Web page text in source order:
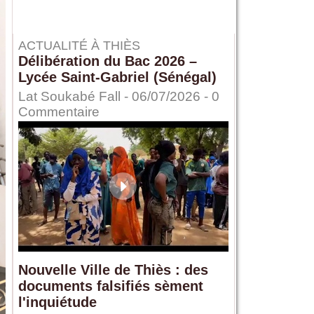
ACTUALITÉ À THIÈS
Délibération du Bac 2026 –
Lycée Saint-Gabriel (Sénégal)
Lat Soukabé Fall - 06/07/2026 - 0
Commentaire
Nouvelle Ville de Thiès : des
documents falsifiés sèment
l'inquiétude